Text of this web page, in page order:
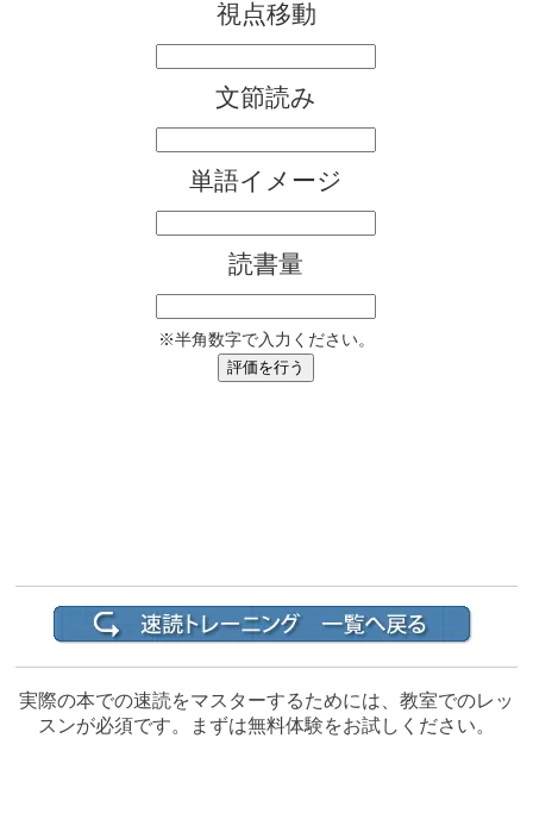
視点移動
文節読み
単語イメージ
読書量
※半角数字で入力ください。
実際の本での速読をマスターするためには、教室でのレッ
スンが必須です。まずは無料体験をお試しください。